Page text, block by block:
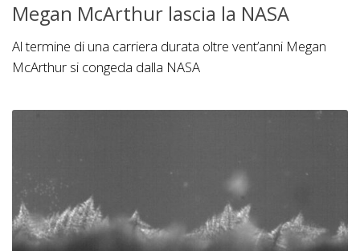
Megan McArthur lascia la NASA
Al termine di una carriera durata oltre vent’anni Megan
McArthur si congeda dalla NASA